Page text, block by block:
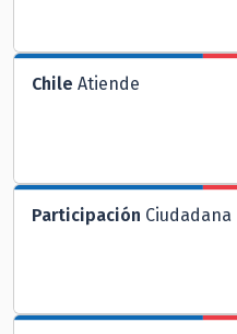
Chile Atiende
Participación Ciudadana